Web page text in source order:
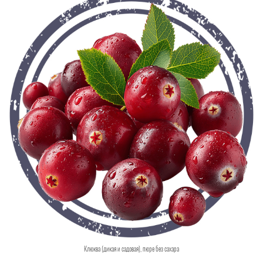
Клюква (дикая и садовая), пюре без сахара